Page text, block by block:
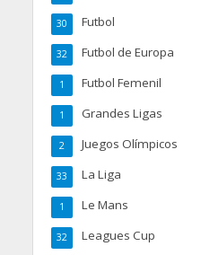
Futbol
30
Futbol de Europa
32
Futbol Femenil
1
Grandes Ligas
1
Juegos Olímpicos
2
La Liga
33
Le Mans
1
Leagues Cup
32